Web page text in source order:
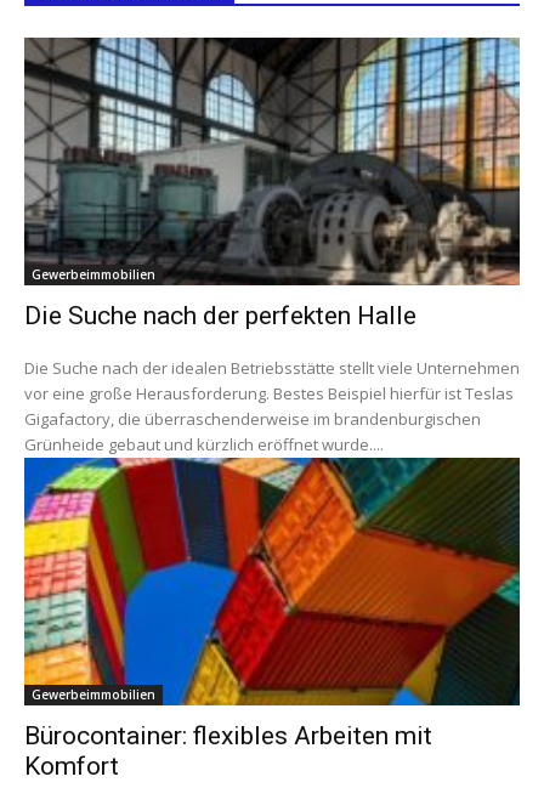
Gewerbeimmobilien
Die Suche nach der perfekten Halle
Die Suche nach der idealen Betriebsstätte stellt viele Unternehmen
vor eine große Herausforderung. Bestes Beispiel hierfür ist Teslas
Gigafactory, die überraschenderweise im brandenburgischen
Grünheide gebaut und kürzlich eröffnet wurde....
Gewerbeimmobilien
Bürocontainer: flexibles Arbeiten mit
Komfort